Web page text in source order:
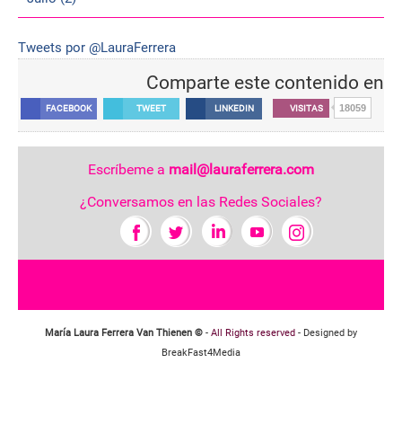
Tweets por @LauraFerrera
Comparte este contenido en
FACEBOOK TWEET LINKEDIN VISITAS 18059
Escríbeme a mail@lauraferrera.com
¿Conversamos en las Redes Sociales?
María Laura Ferrera Van Thienen © - All Rights reserved - Designed by
BreakFast4Media